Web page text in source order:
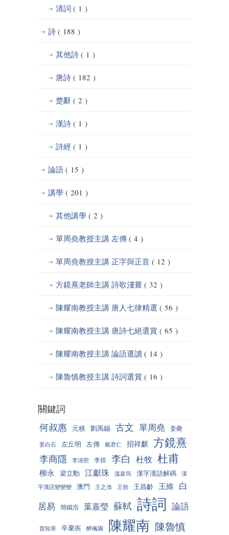
清詞 ( 1 )
詩 ( 188 )
其他詩 ( 1 )
唐詩 ( 182 )
楚辭 ( 2 )
漢詩 ( 1 )
詩經 ( 1 )
論語 ( 15 )
講學 ( 201 )
其他講學 ( 2 )
單周堯教授主講 左傳 ( 4 )
單周堯教授主講 正字與正音 ( 12 )
方鏡熹老師主講 詩歌淺嘗 ( 32 )
陳耀南教授主講 唐人七律精選 ( 56 )
陳耀南教授主講 唐詩七絕選賞 ( 65 )
陳耀南教授主講 論語選讀 ( 14 )
陳魯慎教授主講 詩詞選賞 ( 16 )
關鍵詞
何叔惠 元稹 劉禹錫 古文 單周堯 姜夔
姜白石 左丘明 左傳 戴君仁 招祥麒 方鏡熹
李商隱 李清照 李煜 李白 杜牧 杜甫
柳永 梁立勳 江獻珠 溫庭筠 漢字漢語解碼
漢
字漢語變變變
澳門 王之渙 王勃 王昌齡 王維 白
居易
簡鐵浩 葉嘉瑩 蘇軾 詩詞 論語
賀知章 辛棄疾 醉楓園 陳耀南 陳魯慎